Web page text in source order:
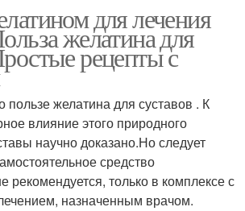
для лечения
желатина для
рецепты с
желатина для суставов . К
влияние этого природного
научно доказано.Но следует
средство
рекомендуется, только в комплексе с
назначенным врачом.